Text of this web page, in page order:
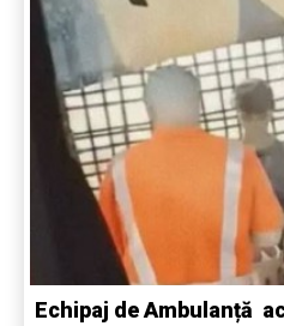
Echipaj de Ambulanță